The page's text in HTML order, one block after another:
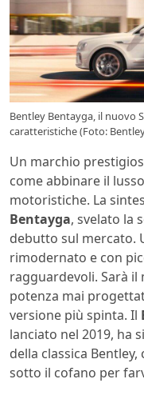
Bentley Bentayga, il nuovo
caratteristiche (Foto:
Un marchio
come abbinare il
motoristiche. La
Bentayga, svelato la
debutto sul mercato.
rimodernato e con
ragguardevoli. Sarà il
potenza mai
versione più spinta. Il
lanciato nel 2019, ha
della classica
sotto il cofano per